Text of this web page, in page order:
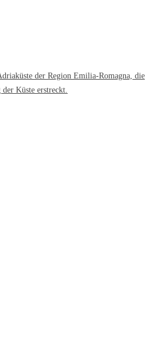
der Region Emilia-Romagna, die
Küste erstreckt.